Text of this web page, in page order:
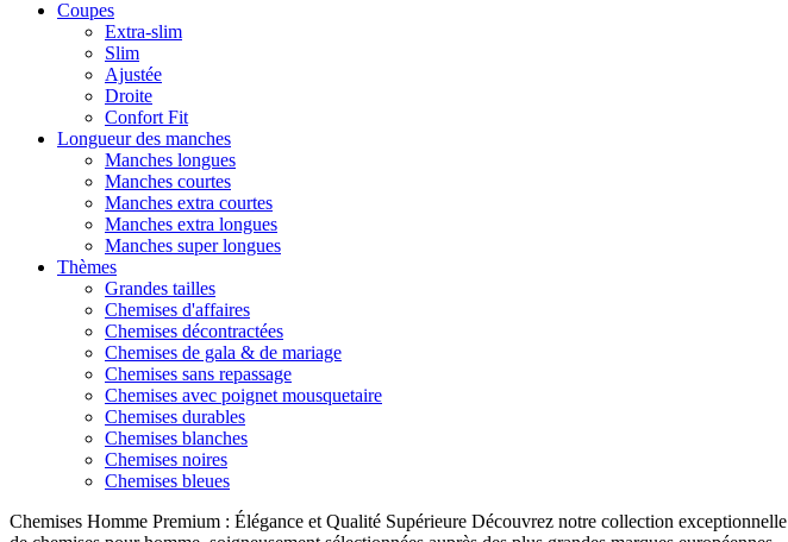
Coupes
Extra-slim
Slim
Ajustée
Droite
Confort Fit
Longueur des manches
Manches longues
Manches courtes
Manches extra courtes
Manches extra longues
Manches super longues
Thèmes
Grandes tailles
Chemises d'affaires
Chemises décontractées
Chemises de gala & de mariage
Chemises sans repassage
Chemises avec poignet mousquetaire
Chemises durables
Chemises blanches
Chemises noires
Chemises bleues
Chemises Homme Premium : Élégance et Qualité Supérieure Découvrez notre collection exceptionnelle